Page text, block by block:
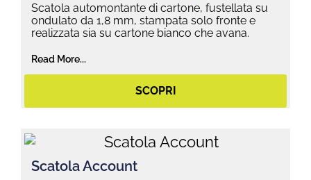
Scatola automontante di cartone, fustellata su
ondulato da 1,8 mm, stampata solo fronte e
realizzata sia su cartone bianco che avana.
Read More...
SCOPRI
Scatola Account